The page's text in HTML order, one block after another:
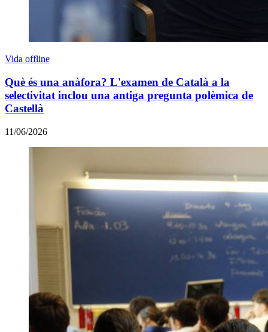
Vida offline
Què és una anàfora? L'examen de Català a la
selectivitat inclou una antiga pregunta polèmica de
Castellà
11/06/2026